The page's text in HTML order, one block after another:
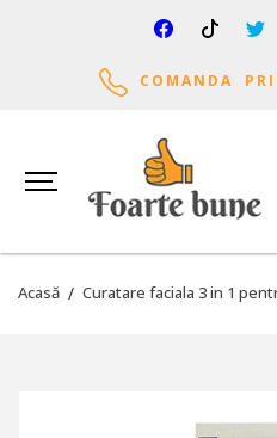
COMANDA
Acasă Curatare faciala 3 in 1